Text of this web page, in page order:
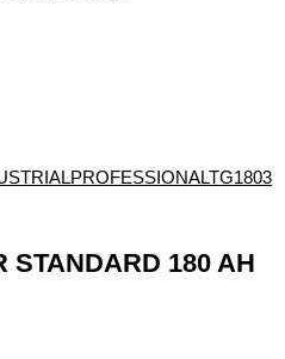
PROFESSIONALTG1803
180 AH